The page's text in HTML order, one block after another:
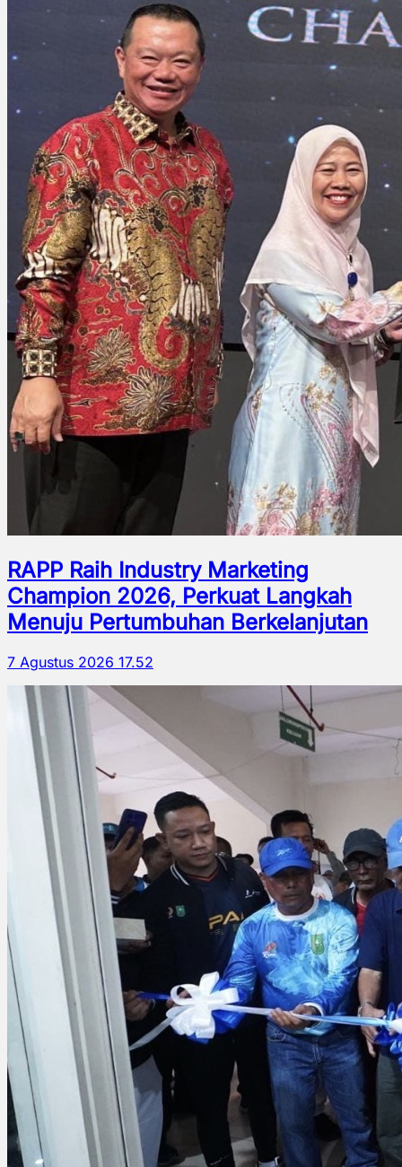
RAPP Raih Industry Marketing
Champion 2026, Perkuat Langkah
Menuju Pertumbuhan Berkelanjutan
7 Agustus 2026 17.52